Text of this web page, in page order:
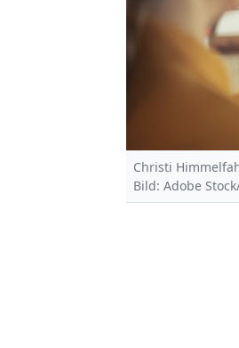
Christi
Bild: Adobe